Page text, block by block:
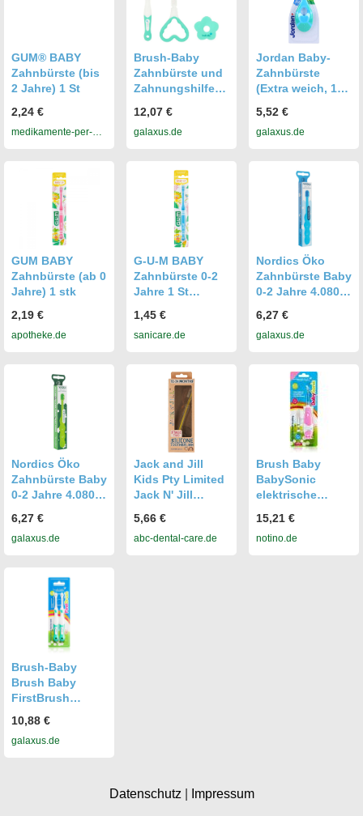
GUM® BABY
Zahnbürste (bis
2 Jahre) 1 St
2,24 €
medikamente-per-
Brush-Baby
Zahnbürste und
Zahnungshilfe
(BRB097)
12,07 €
galaxus.de
Jordan Baby-
Zahnbürste
(Extra weich, 1x)
5,52 €
galaxus.de
GUM BABY
Zahnbürste (ab 0
Jahre) 1 stk
2,19 €
apotheke.de
G-U-M BABY
Zahnbürste 0-2
Jahre 1 St
1,45 €
sanicare.de
Nordics Öko
Zahnbürste Baby
0-2 Jahre 4.080
(Weich, 1x)
(53487718)
6,27 €
galaxus.de
Nordics Öko
Zahnbürste Baby
0-2 Jahre 4.080
(Weich, 1x)
(53487719)
6,27 €
galaxus.de
Jack and Jill
Kids Pty Limited
Jack N' Jill
Zahnbürste
Stage 2, 12-24
5,66 €
abc-dental-care.de
Brush Baby
BabySonic
elektrische
Kinder 0 – 36
Monate Pink 1
15,21 €
notino.de
Brush-Baby
Brush Baby
FirstBrush
Kinder - 2er Pack
(Mittel, 2x)
10,88 €
galaxus.de
Datenschutz Impressum